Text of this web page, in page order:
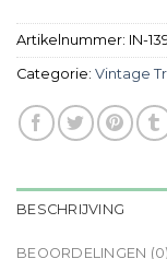
Artikelnummer: IN-
Categorie: Vintage
BESCHRIJVING
BEOORDELINGEN (0)